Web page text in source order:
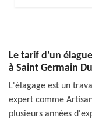
Le tarif d'un
à Saint Germain
L'élagage est un
expert comme
plusieurs années